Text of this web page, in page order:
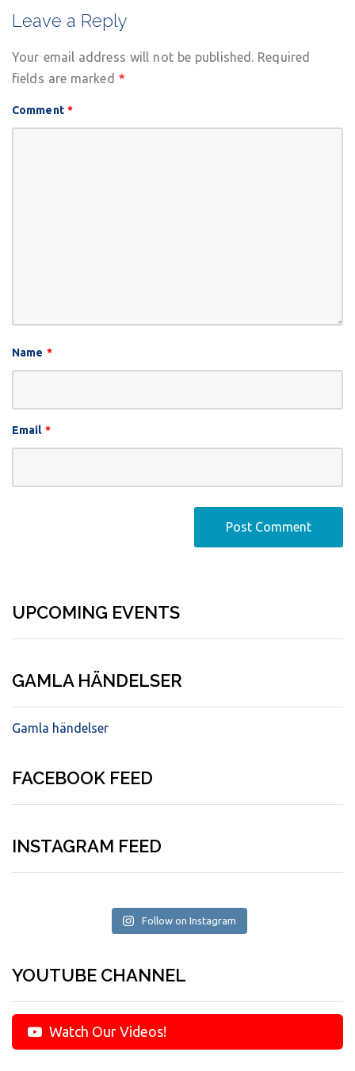
Leave a Reply
Your email address will not be published. Required
fields are marked *
Comment *
Name *
Email *
UPCOMING EVENTS
GAMLA HÄNDELSER
Gamla händelser
FACEBOOK FEED
INSTAGRAM FEED
Follow on Instagram
YOUTUBE CHANNEL
Watch Our Videos!